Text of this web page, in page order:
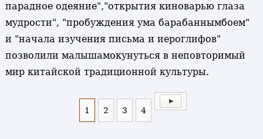
парадное одеяние","открытия киноварью глаза
мудрости", "пробуждения ума барабаннымбоем"
и "начала изучения письма и иероглифов"
позволили малышамокунуться в неповторимый
мир китайской традиционной культуры.
1 2 3 4